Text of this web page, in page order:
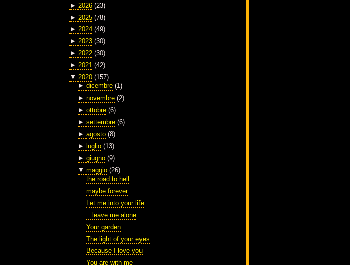
► 2026 (23)
► 2025 (78)
► 2024 (49)
► 2023 (30)
► 2022 (30)
► 2021 (42)
▼ 2020 (157)
► dicembre (1)
► novembre (2)
► ottobre (6)
► settembre (6)
► agosto (8)
►
luglio (13)
► giugno (9)
▼ maggio (26)
the road to hell
maybe forever
Let me into your life
...leave me alone
Your garden
The light of your eyes
Because I love you
You are with me